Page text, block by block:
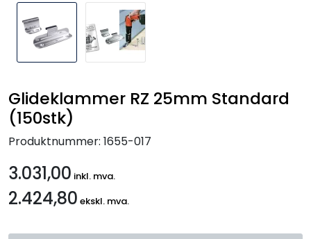
Glideklammer RZ 25mm Standard
(150stk)
Produktnummer: 1655-017
3.031,00 inkl. mva.
2.424,80 ekskl. mva.